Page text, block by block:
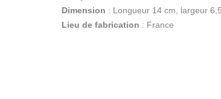
Dimension : Longueur 14 cm, largeur
Lieu de fabrication : France